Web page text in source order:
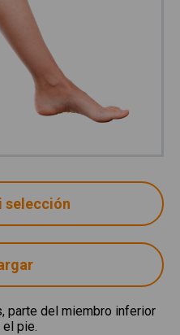
parte del miembro inferior
pie.